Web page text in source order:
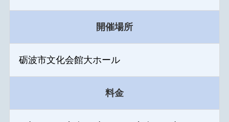
開催場所
砺波市文化会館大ホール
料金